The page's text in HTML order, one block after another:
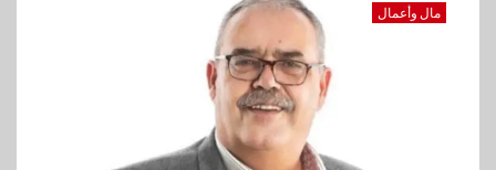
مال وأعمال